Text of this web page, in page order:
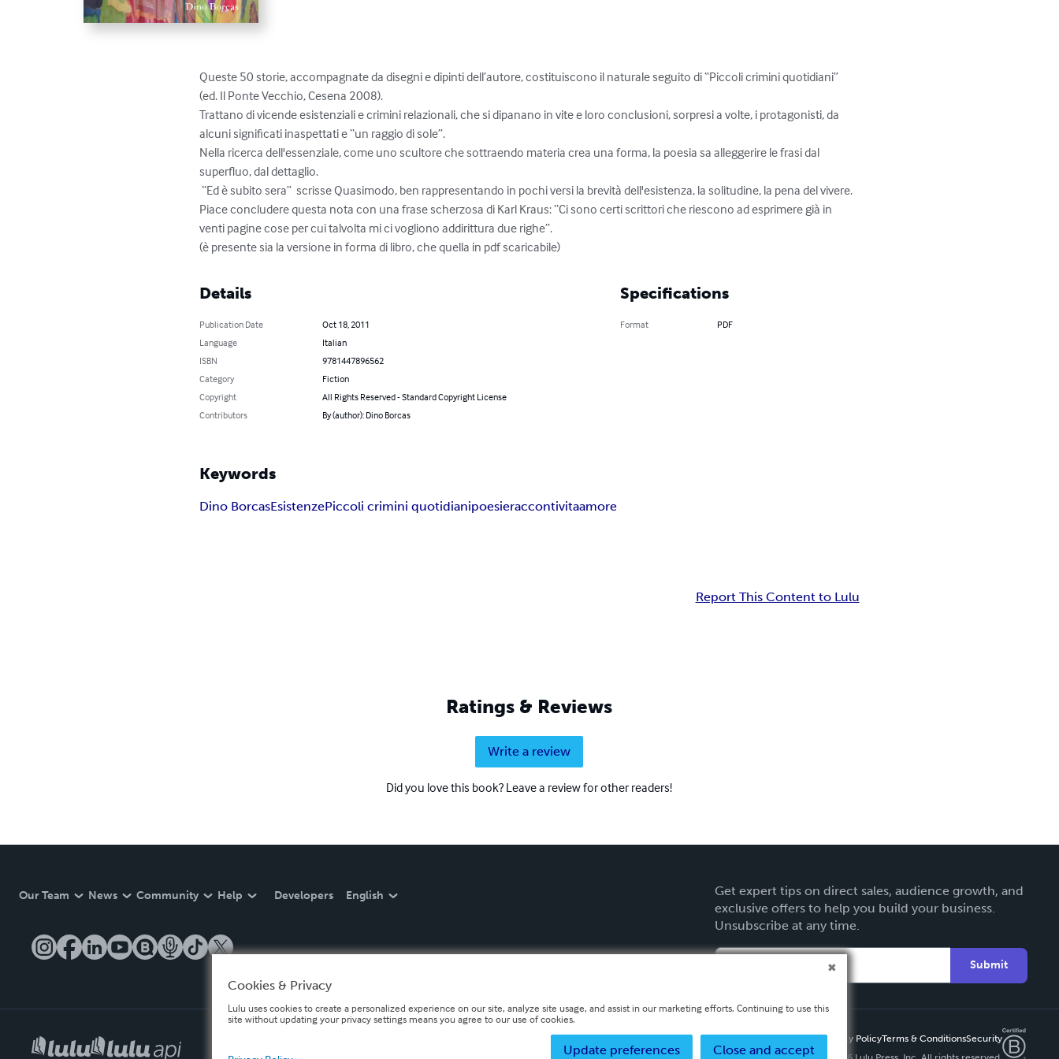
Queste 50 storie, accompagnate da disegni e dipinti dell’autore, costituiscono il naturale seguito di “Piccoli crimini quotidiani”
(ed. Il Ponte Vecchio, Cesena 2008).
Trattano di vicende esistenziali e crimini relazionali, che si dipanano in vite e loro conclusioni, sorpresi a volte, i protagonisti, da
alcuni significati inaspettati e “un raggio di sole”.
Nella ricerca dell'essenziale, come uno scultore che sottraendo materia crea una forma, la poesia sa alleggerire le frasi dal
superfluo, dal dettaglio.
“Ed è subito sera”  scrisse Quasimodo, ben rappresentando in pochi versi la brevità dell'esistenza, la solitudine, la pena del vivere.
Piace concludere questa nota con una frase scherzosa di Karl Kraus: “Ci sono certi scrittori che riescono ad esprimere già in
venti pagine cose per cui talvolta mi ci vogliono addirittura due righe”.
(è presente sia la versione in forma di libro, che quella in pdf scaricabile)
Details
Publication Date
Oct 18, 2011
Language
Italian
ISBN
9781447896562
Category
Fiction
Copyright
All Rights Reserved - Standard Copyright License
Contributors
By (author): Dino Borcas
Specifications
Format PDF
Keywords
Dino BorcasEsistenzePiccoli crimini quotidianipoesieraccontivitaamore
Report This Content to Lulu
Ratings & Reviews
Write a review
Did you love this book? Leave a review for other readers!
Our Team News Community Help Developers English
Get expert tips on direct sales, audience growth, and
exclusive offers to help you build your business.
Unsubscribe at any time.
Submit
Privacy PolicyTerms & ConditionsSecurity
Cookies & Privacy
Lulu uses cookies to create a personalized experience on our site, analyze site usage, and assist in our marketing efforts. Continuing to use this
site without updating your privacy settings means you agree to our use of cookies.
Close and accept
Update preferences